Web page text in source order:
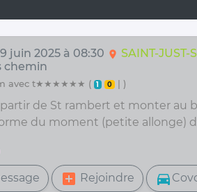
juin 2025 à 08:30 location_on SAINT-JUST-
chemin
avec t★★★★★★ ( 1 0 | )
de St rambert et monter au
du moment (petite allonge)
add_box Rejoindre directions_car